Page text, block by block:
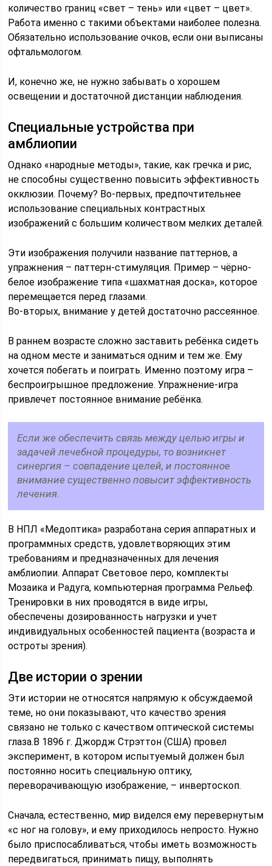
количество границ «свет – тень» или «цвет – цвет».
Работа именно с такими объектами наиболее полезна.
Обязательно использование очков, если они выписаны
офтальмологом.
И, конечно же, не нужно забывать о хорошем
освещении и достаточной дистанции наблюдения.
Специальные устройства при
амблиопии
Однако «народные методы», такие, как гречка и рис,
не способны существенно повысить эффективность
окклюзии. Почему? Во-первых, предпочтительнее
использование специальных контрастных
изображений с большим количеством мелких деталей.
Эти изображения получили название паттернов, а
упражнения – паттерн-стимуляция. Пример – чёрно-
белое изображение типа «шахматная доска», которое
перемещается перед глазами.
Во-вторых, внимание у детей достаточно рассеянное.
В раннем возрасте сложно заставить ребёнка сидеть
на одном месте и заниматься одним и тем же. Ему
хочется побегать и поиграть. Именно поэтому игра –
беспроигрышное предложение. Упражнение-игра
привлечет постоянное внимание ребёнка.
Если же обеспечить связь между целью игры и
задачей лечебной процедуры, то возникнет
синергия – совпадение целей, и постоянное
внимание существенно повысит эффективность
лечения.
В НПЛ «Медоптика» разработана серия аппаратных и
программных средств, удовлетворяющих этим
требованиям и предназначенных для лечения
амблиопии. Аппарат Световое перо, комплекты
Мозаика и Радуга, компьютерная программа Рельеф.
Тренировки в них проводятся в виде игры,
обеспечены дозированность нагрузки и учет
индивидуальных особенностей пациента (возраста и
остроты зрения).
Две истории о зрении
Эти истории не относятся напрямую к обсуждаемой
теме, но они показывают, что качество зрения
связано не только с качеством оптической системы
глаза.В 1896 г. Джордж Стрэттон (США) провел
эксперимент, в котором испытуемый должен был
постоянно носить специальную оптику,
переворачивающую изображение, – инвертоскоп.
Сначала, естественно, мир виделся ему перевернутым
«с ног на голову», и ему приходилось непросто. Нужно
было приспосабливаться, чтобы иметь возможность
передвигаться, принимать пищу, выполнять